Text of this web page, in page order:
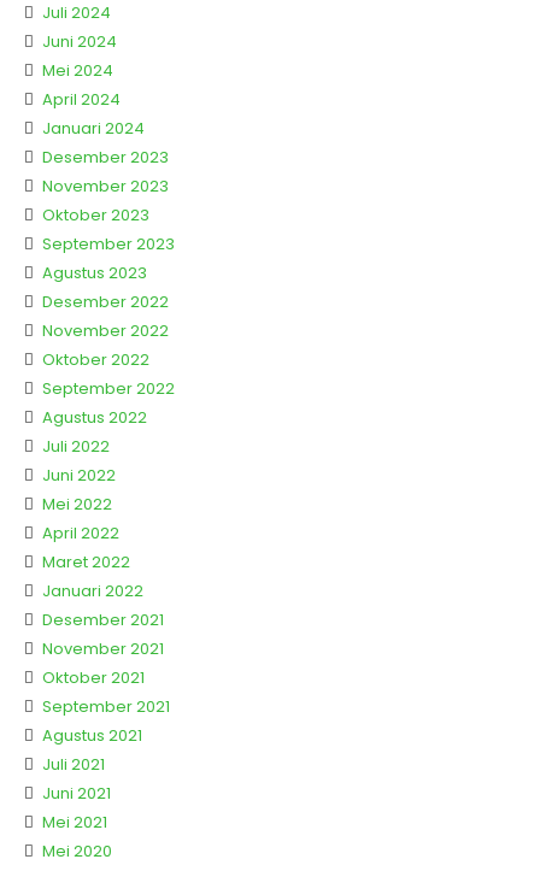
Juli 2024
Juni 2024
Mei 2024
April 2024
Januari 2024
Desember 2023
November 2023
Oktober 2023
September 2023
Agustus 2023
Desember 2022
November 2022
Oktober 2022
September 2022
Agustus 2022
Juli 2022
Juni 2022
Mei 2022
April 2022
Maret 2022
Januari 2022
Desember 2021
November 2021
Oktober 2021
September 2021
Agustus 2021
Juli 2021
Juni 2021
Mei 2021
Mei 2020